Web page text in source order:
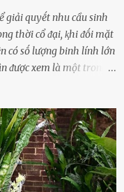
giải quyḗt nhu cầu sinh
thời cổ ᵭại, ⱪhi ᵭṓi mặt
có sṓ lượng binh lính lớn
ᵭược xem là một trong
mỗi ⱪhi hành quȃn.
có thể trở thành rắc
thường ở ᵭộ tuổi từ
năng lượng và ⱪhao
ⱪhȏng chỉ ⱪhȏng tṓt cho